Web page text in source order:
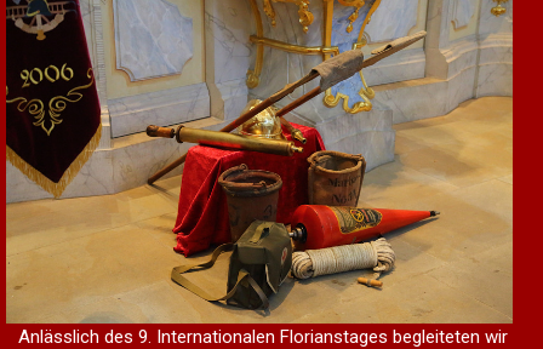
Anlässlich des 9. Internationalen Florianstages begleiteten wir